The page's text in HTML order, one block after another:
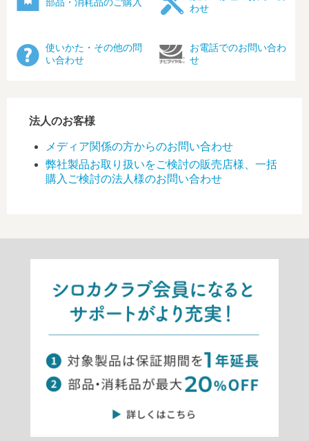
部品・消耗品のご購入
わせ
使いかた・その他の問
い合わせ
お電話でのお問い合わ
せ
法人のお客様
メディア関係の方からのお問い合わせ
弊社製品お取り扱いをご検討の販売店様、一括
購入ご検討の法人様のお問い合わせ